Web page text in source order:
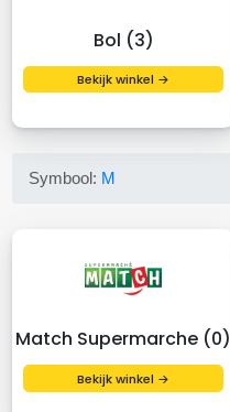
Bol (3)
Bekijk winkel →
Symbool: M
Match Supermarche (0)
Bekijk winkel →